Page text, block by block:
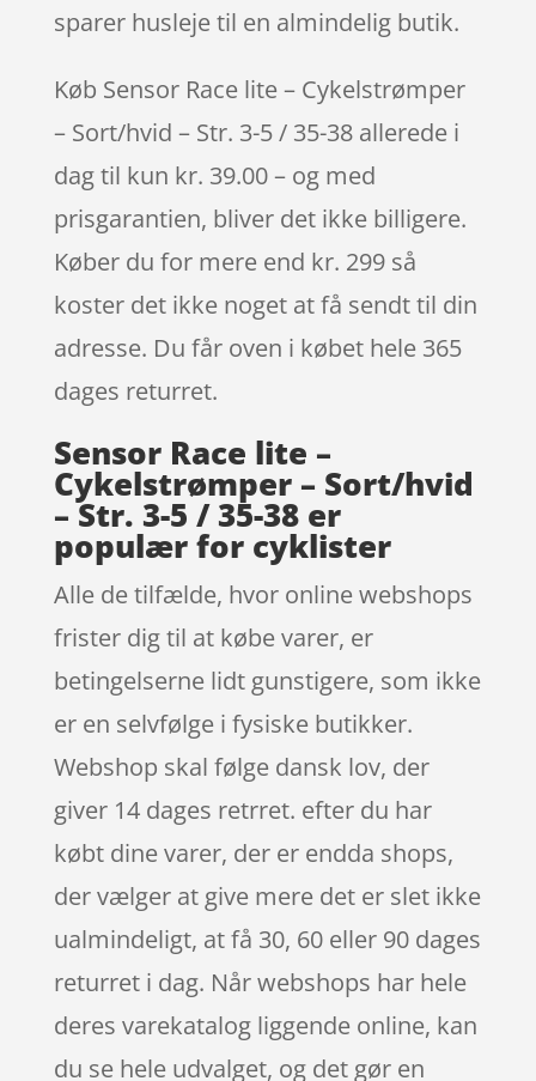
sparer husleje til en almindelig butik.
Køb Sensor Race lite – Cykelstrømper
– Sort/hvid – Str. 3-5 / 35-38 allerede i
dag til kun kr. 39.00 – og med
prisgarantien, bliver det ikke billigere.
Køber du for mere end kr. 299 så
koster det ikke noget at få sendt til din
adresse. Du får oven i købet hele 365
dages returret.
Sensor Race lite –
Cykelstrømper – Sort/hvid
– Str. 3-5 / 35-38 er
populær for cyklister
Alle de tilfælde, hvor online webshops
frister dig til at købe varer, er
betingelserne lidt gunstigere, som ikke
er en selvfølge i fysiske butikker.
Webshop skal følge dansk lov, der
giver 14 dages retrret. efter du har
købt dine varer, der er endda shops,
der vælger at give mere det er slet ikke
ualmindeligt, at få 30, 60 eller 90 dages
returret i dag. Når webshops har hele
deres varekatalog liggende online, kan
du se hele udvalget, og det gør en